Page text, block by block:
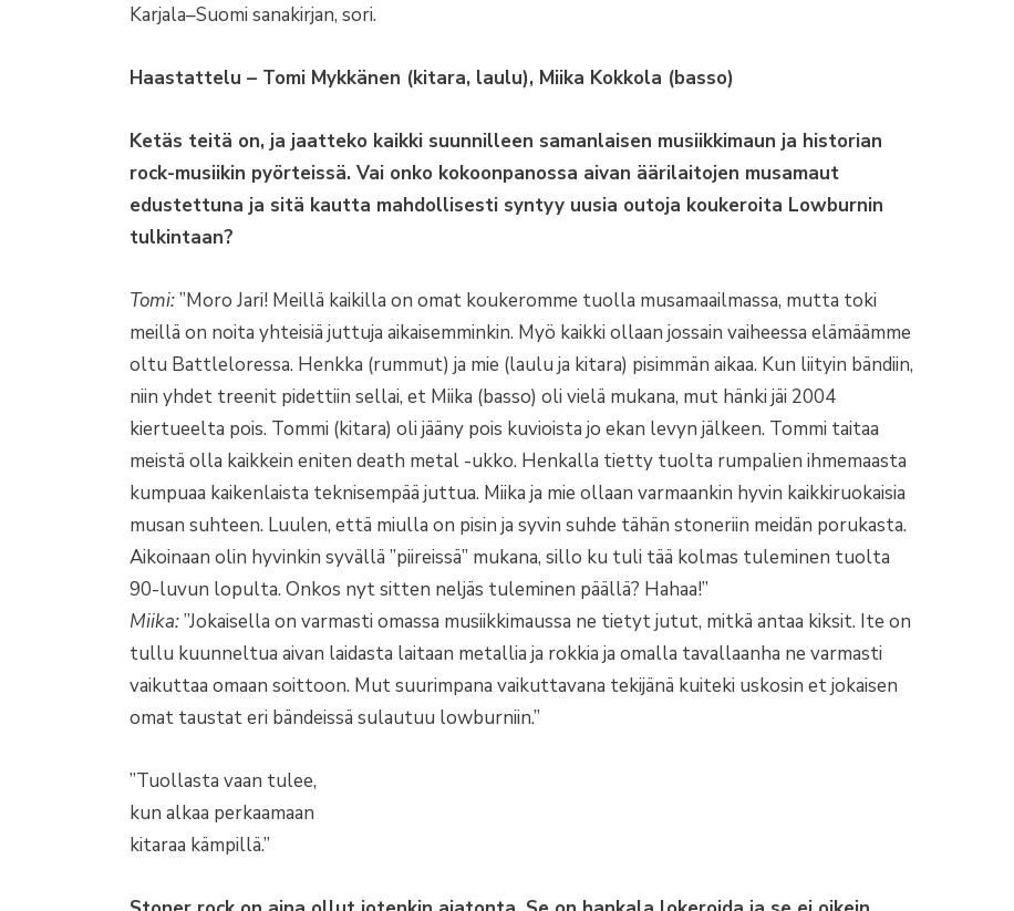
Karjala–Suomi sanakirjan, sori.
Haastattelu – Tomi Mykkänen (kitara, laulu), Miika Kokkola (basso)
Ketäs teitä on, ja jaatteko kaikki suunnilleen samanlaisen musiikkimaun ja historian
rock-musiikin pyörteissä. Vai onko kokoonpanossa aivan äärilaitojen musamaut
edustettuna ja sitä kautta mahdollisesti syntyy uusia outoja koukeroita Lowburnin
tulkintaan?
Tomi:”Moro Jari! Meillä kaikilla on omat koukeromme tuolla musamaailmassa, mutta toki
meillä on noita yhteisiä juttuja aikaisemminkin. Myö kaikki ollaan jossain vaiheessa elämäämme
oltu Battleloressa. Henkka (rummut) ja mie (laulu ja kitara) pisimmän aikaa. Kun liityin bändiin,
niin yhdet treenit pidettiin sellai, et Miika (basso) oli vielä mukana, mut hänki jäi 2004
kiertueelta pois. Tommi (kitara) oli jääny pois kuvioista jo ekan levyn jälkeen. Tommi taitaa
meistä olla kaikkein eniten death metal -ukko. Henkalla tietty tuolta rumpalien ihmemaasta
kumpuaa kaikenlaista teknisempää juttua. Miika ja mie ollaan varmaankin hyvin kaikkiruokaisia
musan suhteen. Luulen, että miulla on pisin ja syvin suhde tähän stoneriin meidän porukasta.
Aikoinaan olin hyvinkin syvällä ”piireissä” mukana, sillo ku tuli tää kolmas tuleminen tuolta
90-luvun lopulta. Onkos nyt sitten neljäs tuleminen päällä? Hahaa!”
Miika:”Jokaisella on varmasti omassa musiikkimaussa ne tietyt jutut, mitkä antaa kiksit. Ite on
tullu kuunneltua aivan laidasta laitaan metallia ja rokkia ja omalla tavallaanha ne varmasti
vaikuttaa omaan soittoon. Mut suurimpana vaikuttavana tekijänä kuiteki uskosin et jokaisen
omat taustat eri bändeissä sulautuu lowburniin.”
”Tuollasta vaan tulee,
kun alkaa perkaamaan
kitaraa kämpillä.”